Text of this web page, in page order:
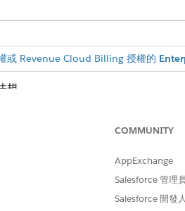
或 Revenue Cloud Billing 授權的
。
COMMUNITY
AppExchange
Salesforce 管理員
Salesforce 開發